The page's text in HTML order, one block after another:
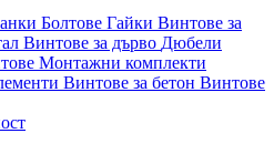
Болтове Гайки Винтове за
Винтове за дърво Дюбели
Монтажни комплекти
Винтове за бетон Винтове